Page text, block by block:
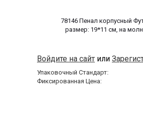
78146 Пенал корпусный
размер: 19*11 см, на
Войдите на сайт или
Упаковочный Стандарт:
Фиксированная Цена: